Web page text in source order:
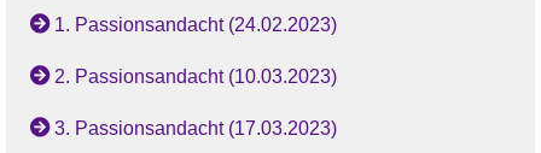
1. Passionsandacht (24.02.2023)
2. Passionsandacht (10.03.2023)
3. Passionsandacht (17.03.2023)